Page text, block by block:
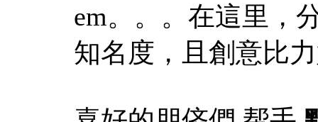
em。。。在這里，
知名度，且創意比